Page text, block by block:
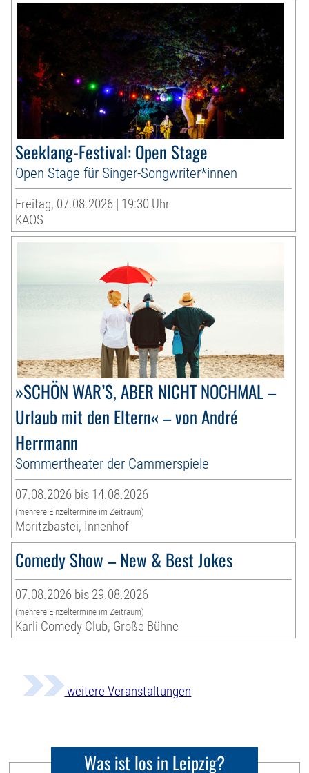
Seeklang-Festival: Open Stage
Open Stage für Singer-Songwriter*innen
Freitag, 07.08.2026 | 19:30 Uhr
KAOS
»SCHÖN WAR’S, ABER NICHT NOCHMAL –
Urlaub mit den Eltern« – von André
Herrmann
Sommertheater der Cammerspiele
07.08.2026 bis 14.08.2026
(mehrere Einzeltermine im Zeitraum)
Moritzbastei, Innenhof
Comedy Show – New & Best Jokes
07.08.2026 bis 29.08.2026
(mehrere Einzeltermine im Zeitraum)
Karli Comedy Club, Große Bühne
weitere Veranstaltungen
Was ist los in Leipzig?